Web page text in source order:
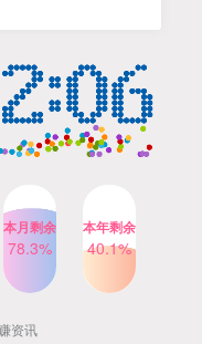
记带货课，流量电
，抓住小红书的流
新26年2月)419人已阅读
量主之星座盘点赛
程智能体开发课：
能体协同架构的核
417人已阅读
本月剩余
78.3%
本年剩余
40.1%
资讯